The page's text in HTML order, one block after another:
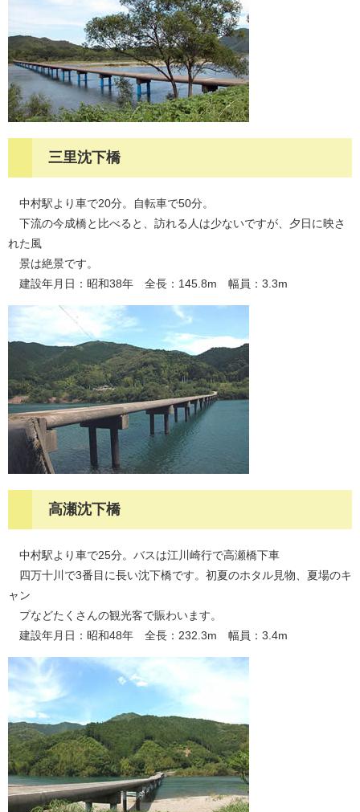
三里沈下橋
中村駅より車で20分。自転車で50分。
下流の今成橋と比べると、訪れる人は少ないですが、夕日に映さ
れた風
景は絶景です。
建設年月日：昭和38年 全長：145.8m 幅員：3.3m
高瀬沈下橋
中村駅より車で25分。バスは江川崎行で高瀬橋下車
四万十川で3番目に長い沈下橋です。初夏のホタル見物、夏場のキ
ャン
プなどたくさんの観光客で賑わいます。
建設年月日：昭和48年 全長：232.3m 幅員：3.4m